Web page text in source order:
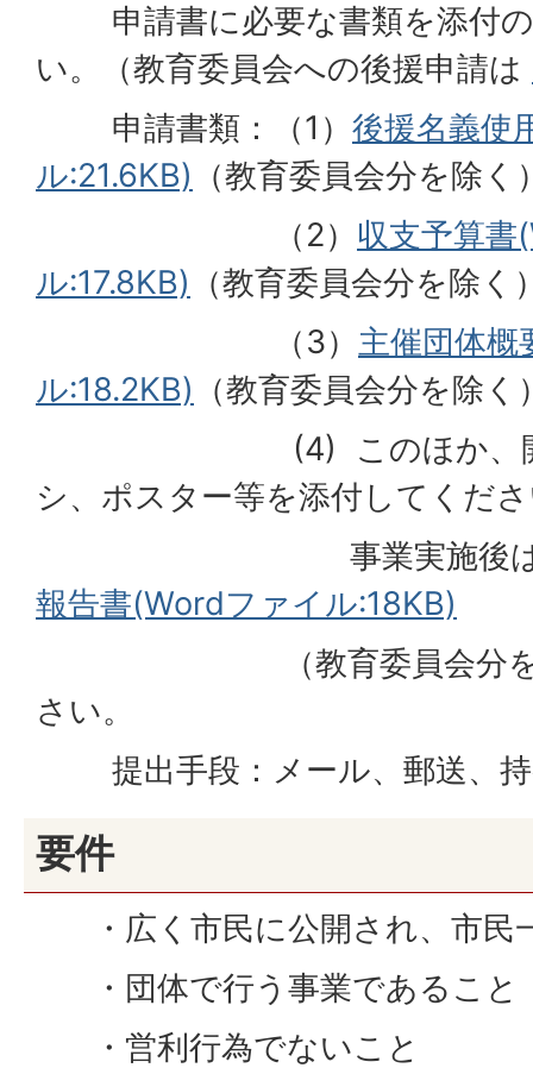
申請書に必要な書類を添付の
い。（教育委員会への後援申請は
申請書類：（1） 後援名義使
ル:21.6KB) （教育委員会分を除く
（2） 収支予算
ル:17.8KB) （教育委員会分を除く
（3） 主催団体
ル:18.2KB) （教育委員会分を除く
(4) このほか、開催事
シ、ポスター等を添付してくだ
事業実施後は
報告書(Wordファイル:18KB)
（教育委員会分を除く
さい。
提出手段：メール、郵送、
要件
・広く市民に公開され、市民
・団体で行う事業であること
・営利行為でないこと